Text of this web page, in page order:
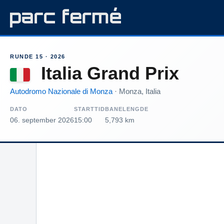
RUNDE 15 · 2026
Italia Grand Prix
Autodromo Nazionale di Monza · Monza, Italia
DATO
06. september 2026
STARTTID
15:00
BANELENGDE
5,793 km